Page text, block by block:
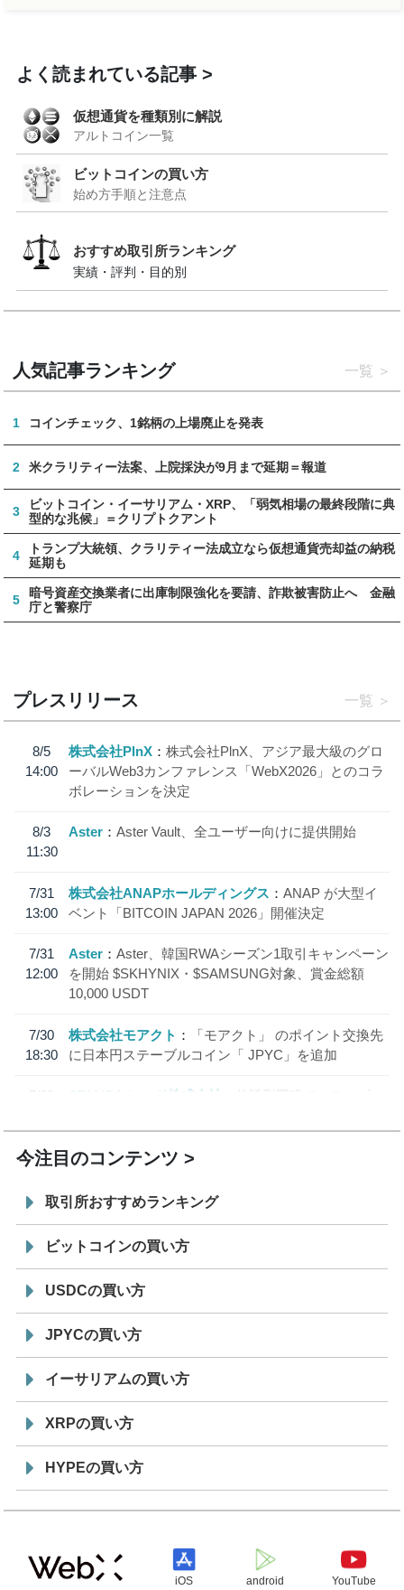
よく読まれている記事
仮想通貨を種類別に解説
アルトコイン一覧
ビットコインの買い方
始め方手順と注意点
おすすめ取引所ランキング
実績・評判・目的別
人気記事ランキング 一覧
1 コインチェック、1銘柄の上場廃止を発表
2 米クラリティー法案、上院採決が9月まで延期＝報道
3
ビットコイン・イーサリアム・XRP、「弱気相場の最終段階に典
型的な兆候」＝クリプトクアント
4
トランプ大統領、クラリティー法成立なら仮想通貨売却益の納税
延期も
5
暗号資産交換業者に出庫制限強化を要請、詐欺被害防止へ 金融
庁と警察庁
プレスリリース 一覧
8/5
14:00
株式会社PlnX
株式会社PlnX、アジア最大級のグロ
ーバルWeb3カンファレンス「WebX2026」とのコラ
ボレーションを決定
8/3
11:30
Aster Aster Vault、全ユーザー向けに提供開始
7/31
13:00
株式会社ANAPホールディングス
ANAP が大型イ
ベント「BITCOIN JAPAN 2026」開催決定
7/31
12:00
Aster
Aster、韓国RWAシーズン1取引キャンペーン
を開始 $SKHYNIX・$SAMSUNG対象、賞金総額
10,000 USDT
7/30
18:30
株式会社モアクト
「モアクト」 のポイント交換先
に日本円ステーブルコイン「 JPYC」を追加
7/29
SBI VCトレード株式会社
信託型円建てステーブル
今注目のコンテンツ
取引所おすすめランキング
ビットコインの買い方
USDCの買い方
JPYCの買い方
イーサリアムの買い方
XRPの買い方
HYPEの買い方
iOS android YouTube